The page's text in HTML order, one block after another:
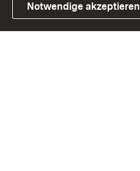
Link zum Landesportal
Notwendige akzeptieren